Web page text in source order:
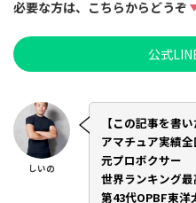
必要な方は、こちらからどうぞ
公式
しいの
【この記事を書い
アマチュア実績全
元プロボクサー
世界ランキング
第43代OPBF東洋